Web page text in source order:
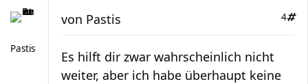
Pastis
4
von Pastis
Es hilft dir zwar wahrscheinlich nicht
weiter, aber ich habe überhaupt keine